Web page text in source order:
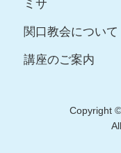
ミサ
関口教会について
講座のご案内
Copyright